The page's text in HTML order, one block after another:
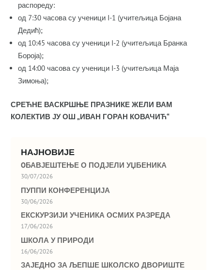
распореду:
од 7:30 часова су ученици I-1 (учитељица Бојана
Дедић);
од 10:45 часова су ученици I-2 (учитељица Бранка
Бороја);
од 14:00 часова су ученици I-3 (учитељица Маја
Зимоња);
СРЕЋНЕ ВАСКРШЊЕ ПРАЗНИКЕ ЖЕЛИ ВАМ
КОЛЕКТИВ ЈУ ОШ „ИВАН ГОРАН КОВАЧИЋ“
НАЈНОВИЈЕ
OБАВЈЕШТЕЊЕ О ПОДЈЕЛИ УЏБЕНИКА
30/07/2026
ПУППИ КОНФЕРЕНЦИЈА
30/06/2026
ЕКСКУРЗИЈИ УЧЕНИКА ОСМИХ РАЗРЕДА
17/06/2026
ШКОЛА У ПРИРОДИ
16/06/2026
ЗАЈЕДНО ЗА ЉЕПШЕ ШКОЛСКО ДВОРИШТЕ